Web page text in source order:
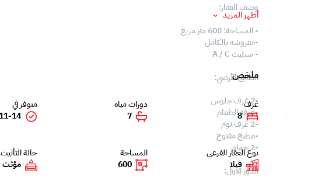
وصف العقار:
- المساحة: 600 متر مربع
-مفروشة بالكامل
- سبليت A / C
الطابق الأرضي:
-2 غرف جلوس
-غرفة الطعام
-2 غرف نوم
-مطبخ مفتوح
-2 حمام
الدور الأول:
أظهر المزيد
ملخص
غرف
8
دورات مياه
7
متوفر في
14
نوع العقار الفرعي
فيلا
المساحة
600
حالة التأثيث
مؤثث